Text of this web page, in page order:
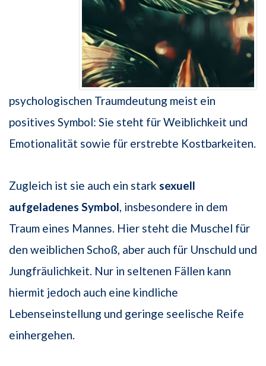
psychologischen Traumdeutung meist ein
positives Symbol: Sie steht für Weiblichkeit und
Emotionalität sowie für erstrebte Kostbarkeiten.
Zugleich ist sie auch ein stark sexuell
aufgeladenes Symbol, insbesondere in dem
Traum eines Mannes. Hier steht die Muschel für
den weiblichen Schoß, aber auch für Unschuld und
Jungfräulichkeit. Nur in seltenen Fällen kann
hiermit jedoch auch eine kindliche
Lebenseinstellung und geringe seelische Reife
einhergehen.